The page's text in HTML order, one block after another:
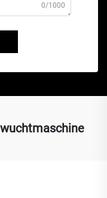
0/1000